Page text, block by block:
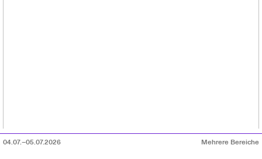
04.07.–05.07.2026 Mehrere Bereiche